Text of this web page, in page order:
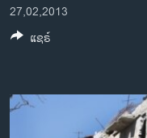
ໄປ
ຫາ
ການເລືອກຕັ້ງ ປະທານາທີບໍ
ຂ່າວ​ຈີນ
ເອເຊຍ
ອິດສະຫຼະພາບດ້ານການຂ່
27,02,2013
ແຊຣ໌